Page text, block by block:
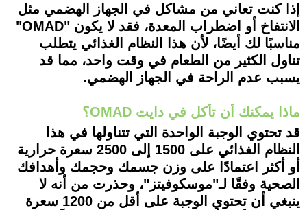
إذا كنت تعاني من مشاكل في الجهاز الهضمي مثل
الانتفاخ أو اضطراب المعدة، فقد لا يكون "OMAD"
مناسبًا لك أيضًا، لأن هذا النظام الغذائي يتطلب
تناول الكثير من الطعام في وقت واحد، مما قد
يسبب عدم الراحة في الجهاز الهضمي.
ماذا يمكنك أن تأكل في دايت OMAD؟
قد تحتوي الوجبة الواحدة التي تتناولها في هذا
النظام الغذائي على 1500 إلى 2500 سعرة حرارية
أو أكثر اعتمادًا على وزن جسمك وحجمك وأهدافك
الصحية وفقًا لـ"موسكوفيتز"، وحذرت من أنه لا
ينبغي أن تحتوي الوجبة على أقل من 1200 سعرة